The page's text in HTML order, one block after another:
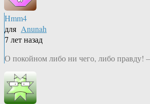
Hmm4
для Anunah
7 лет назад
О покойном либо ни чего, либо правду!